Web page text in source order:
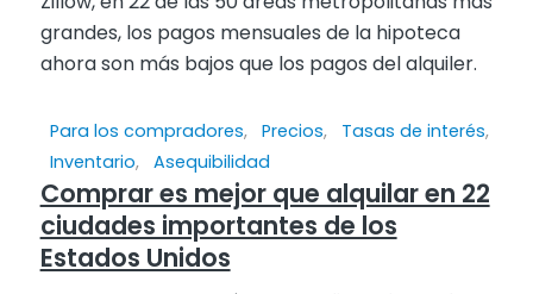
Para los compradores, Precios, Tasas de interés,
Inventario, Asequibilidad
Comprar es mejor que alquilar en 22
ciudades importantes de los
Estados Unidos